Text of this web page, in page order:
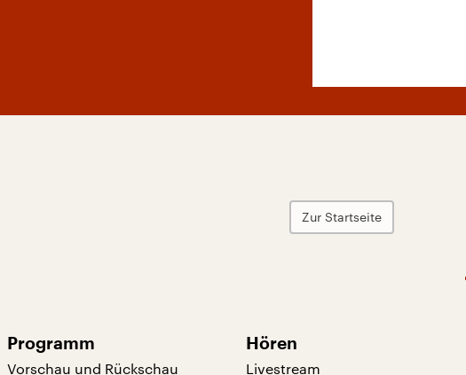
Zur Startseite
Programm
Vorschau und Rückschau
Hören
Livestream